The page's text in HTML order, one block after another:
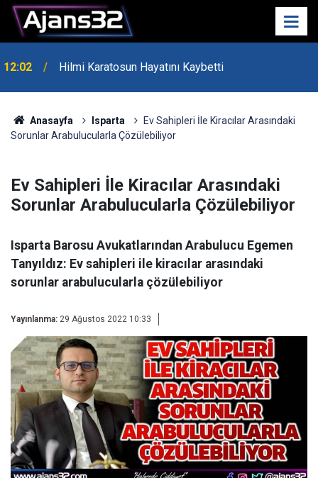
19:24
Başlıyor
Anasayfa Isparta
Ev Sahipleri İle Kiracılar Arasındaki
Sorunlar Arabulucularla Çözülebiliyor
Ev Sahipleri İle Kiracılar Arasındaki
Sorunlar Arabulucularla Çözülebiliyor
Isparta Barosu Avukatlarından Arabulucu Egemen
Tanyıldız: Ev sahipleri ile kiracılar arasındaki
sorunlar arabulucularla çözülebiliyor
Yayınlanma: 29 Ağustos 2022 10:33